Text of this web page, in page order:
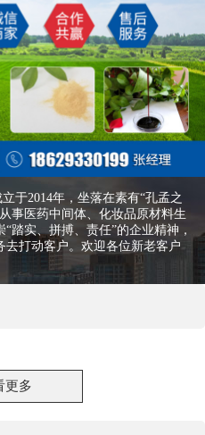
2014年，坐落在素有“孔孟之
事医药中间体、化妆品原材料生
踏实、拼搏、责任”的企业精神，
去打动客户。欢迎各位新老客户
更多